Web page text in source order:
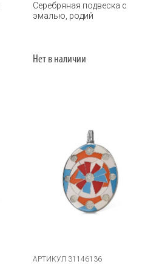
Серебряная подвеска с
эмалью, родий
Нет в наличии
АРТИКУЛ 31146136